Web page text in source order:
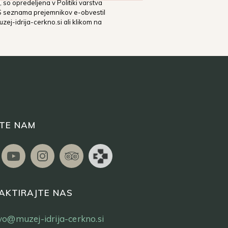
opredeljena v Politiki varstva
seznama prejemnikov e-obvestil
idrija-cerkno.si ali klikom na
NAM
NAS
idrija-cerkno.si